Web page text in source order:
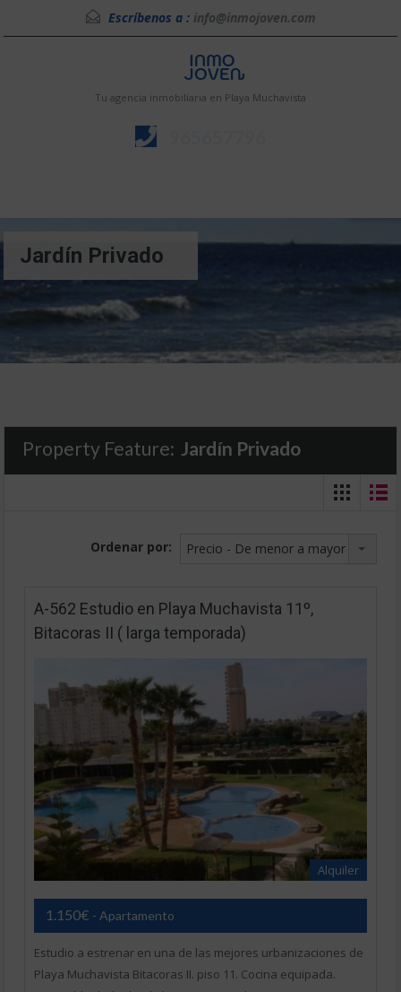
Escríbenos a : info@inmojoven.com
Tu agencia inmobiliaria en Playa Muchavista
Jardín Privado
Property Feature: Jardín Privado
Ordenar por: Precio - De menor a mayor
A-562 Estudio en Playa Muchavista 11º,
Bitacoras II ( larga temporada)
Alquiler
1.150€ - Apartamento
Estudio a estrenar en una de las mejores urbanizaciones de
Playa Muchavista Bitacoras II. piso 11. Cocina equipada.